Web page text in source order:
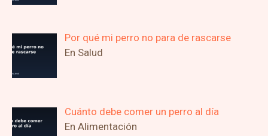
Por qué mi perro no para de rascarse
En Salud
Cuánto debe comer un perro al día
En Alimentación